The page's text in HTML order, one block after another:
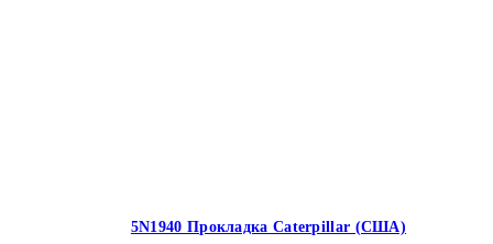
5N1940 Прокладка Caterpillar (США)